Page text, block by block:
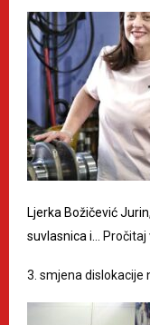
Ljerka Božičević
suvlasnica i… Pročitaj
3. smjena dislokacije